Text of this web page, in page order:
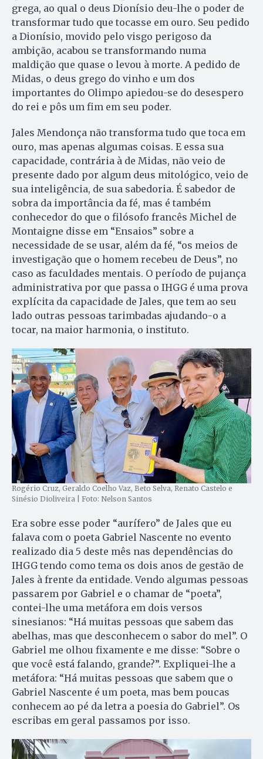
grega, ao qual o deus Dionísio deu-lhe o poder de
transformar tudo que tocasse em ouro. Seu pedido
a Dionísio, movido pelo visgo perigoso da
ambição, acabou se transformando numa
maldição que quase o levou à morte. A pedido de
Midas, o deus grego do vinho e um dos
importantes do Olimpo apiedou-se do desespero
do rei e pôs um fim em seu poder.
Jales Mendonça não transforma tudo que toca em
ouro, mas apenas algumas coisas. E essa sua
capacidade, contrária à de Midas, não veio de
presente dado por algum deus mitológico, veio de
sua inteligência, de sua sabedoria. É sabedor de
sobra da importância da fé, mas é também
conhecedor do que o filósofo francês Michel de
Montaigne disse em “Ensaios” sobre a
necessidade de se usar, além da fé, “os meios de
investigação que o homem recebeu de Deus”, no
caso as faculdades mentais. O período de pujança
administrativa por que passa o IHGG é uma prova
explícita da capacidade de Jales, que tem ao seu
lado outras pessoas tarimbadas ajudando-o a
tocar, na maior harmonia, o instituto.
Rogério Cruz, Geraldo Coelho Vaz, Beto Selva, Renato Castelo e
Sinésio Dioliveira | Foto: Nelson Santos
Era sobre esse poder “aurífero” de Jales que eu
falava com o poeta Gabriel Nascente no evento
realizado dia 5 deste mês nas dependências do
IHGG tendo como tema os dois anos de gestão de
Jales à frente da entidade. Vendo algumas pessoas
passarem por Gabriel e o chamar de “poeta”,
contei-lhe uma metáfora em dois versos
sinesianos: “Há muitas pessoas que sabem das
abelhas, mas que desconhecem o sabor do mel”. O
Gabriel me olhou fixamente e me disse: “Sobre o
que você está falando, grande?”. Expliquei-lhe a
metáfora: “Há muitas pessoas que sabem que o
Gabriel Nascente é um poeta, mas bem poucas
conhecem ao pé da letra a poesia do Gabriel”. Os
escribas em geral passamos por isso.